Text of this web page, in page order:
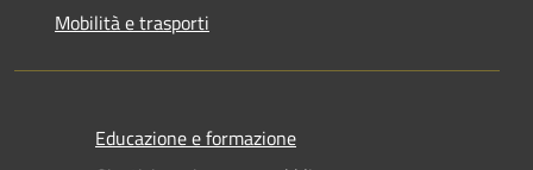
Mobilità e trasporti
Educazione e formazione